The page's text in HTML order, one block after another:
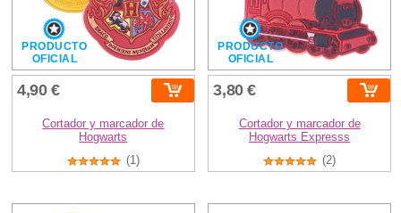
PRODUCTO
OFICIAL
4,90 €
Cortador y marcador de
Hogwarts
(1)
PRODUCTO
OFICIAL
3,80 €
Cortador y marcador de
Hogwarts Expresss
(2)